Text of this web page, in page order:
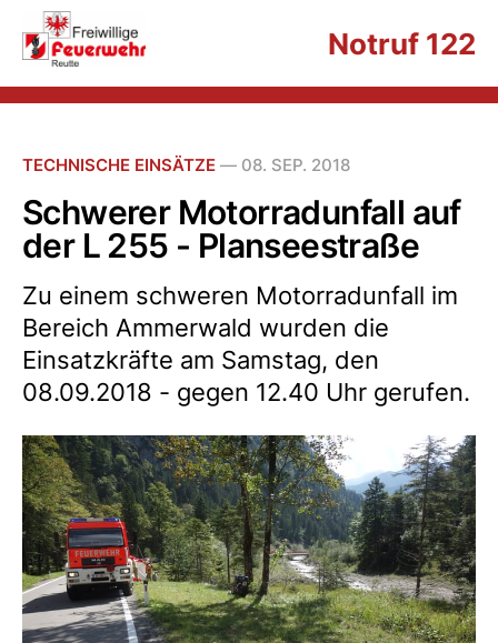
Notruf 122
TECHNISCHE EINSÄTZE — 08. SEP. 2018
Schwerer Motorradunfall auf
der L 255 - Planseestraße
Zu einem schweren Motorradunfall im
Bereich Ammerwald wurden die
Einsatzkräfte am Samstag, den
08.09.2018 - gegen 12.40 Uhr gerufen.